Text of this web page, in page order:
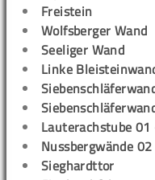
Freistein
Wolfsberger Wand
Seeliger Wand
Linke
Lauterachstube
Nussbergwände
Sieghardttor